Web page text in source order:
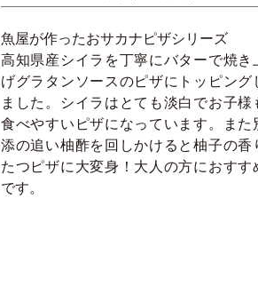
魚屋が作ったおサカナピザシリーズ
高知県産シイラを丁寧にバターで焼き
げグラタンソースのピザにトッピング
ました。シイラはとても淡白でお子様
食べやすいピザになっています。また
添の追い柚酢を回しかけると柚子の香
たつピザに大変身！大人の方におすす
です。